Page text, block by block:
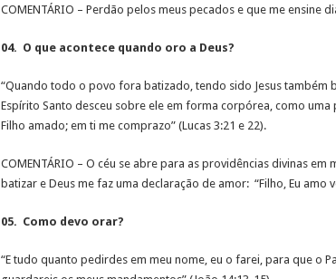
COMENTÁRIO – Perdão pelos meus pecados e que me ensine
04. O que acontece quando oro a Deus?
“Quando todo o povo fora batizado, tendo sido Jesus também
Espírito Santo desceu sobre ele em forma corpórea, como uma
Filho amado; em ti me comprazo” (Lucas 3:21 e 22).
COMENTÁRIO – O céu se abre para as providências divinas em
batizar e Deus me faz uma declaração de amor: “Filho, Eu amo
05. Como devo orar?
“E tudo quanto pedirdes em meu nome, eu o farei, para que o